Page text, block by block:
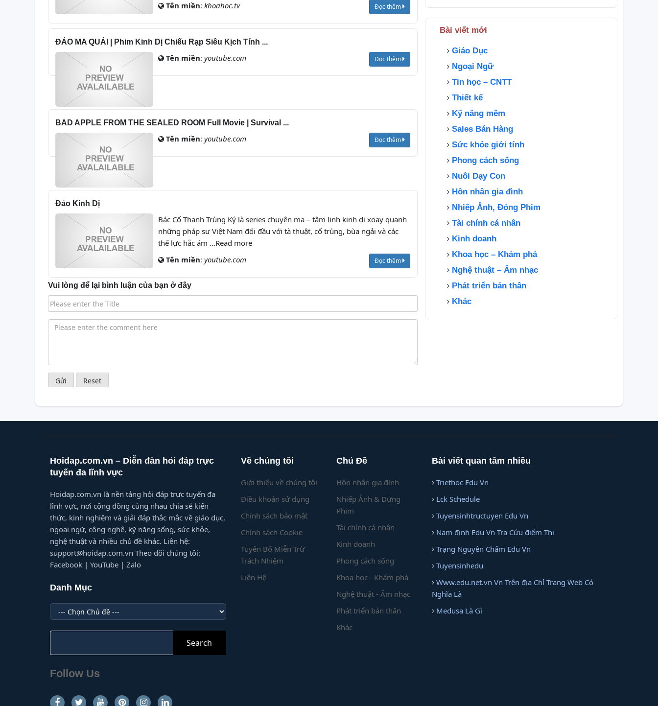
Tên miền: khoahoc.tv Đọc thêm
ĐẢO MA QUÁI | Phim Kinh Dị Chiếu Rạp Siêu Kịch Tính ...
Tên miền: youtube.com Đọc thêm
BAD APPLE FROM THE SEALED ROOM Full Movie | Survival ...
Tên miền: youtube.com Đọc thêm
Đảo Kinh Dị
Bác Cổ Thanh Trùng Ký là series chuyện ma – tâm linh kinh dị xoay quanh
những pháp sư Việt Nam đối đầu với tà thuật, cổ trùng, bùa ngải và các
thế lực hắc ám ...Read more
Tên miền: youtube.com Đọc thêm
Vui lòng để lại bình luận của bạn ở đây
Bài viết mới
Giáo Dục
Ngoại Ngữ
Tin học – CNTT
Thiết kế
Kỹ năng mềm
Sales Bán Hàng
Sức khỏe giới tính
Phong cách sống
Nuôi Dạy Con
Hôn nhân gia đình
Nhiếp Ảnh, Đóng Phim
Tài chính cá nhân
Kinh doanh
Khoa học – Khám phá
Nghệ thuật – Âm nhạc
Phát triển bản thân
Khác
Hoidap.com.vn – Diễn đàn hỏi đáp trực
tuyến đa lĩnh vực
Hoidap.com.vn là nền tảng hỏi đáp trực tuyến đa
lĩnh vực, nơi cộng đồng cùng nhau chia sẻ kiến
thức, kinh nghiệm và giải đáp thắc mắc về giáo dục,
ngoại ngữ, công nghệ, kỹ năng sống, sức khỏe,
nghệ thuật và nhiều chủ đề khác. Liên hệ:
support@hoidap.com.vn Theo dõi chúng tôi:
Facebook | YouTube | Zalo
Danh Mục
Danh
Mục
Follow Us
Về chúng tôi
Giới thiệu về chúng tôi
Điều khoản sử dụng
Chính sách bảo mật
Chính sách Cookie
Tuyên Bố Miễn Trừ
Trách Nhiệm
Liên Hệ
Chủ Đề
Hôn nhân gia đình
Nhiếp Ảnh & Dựng
Phim
Tài chính cá nhân
Kinh doanh
Phong cách sống
Khoa học - Khám phá
Nghệ thuật - Âm nhạc
Phát triển bản thân
Khác
Bài viết quan tâm nhiều
Triethoc Edu Vn
Lck Schedule
Tuyensinhtructuyen Edu Vn
Nam định Edu Vn Tra Cứu điểm Thi
Trạng Nguyên Chấm Edu Vn
Tuyensinhedu
Www.edu.net.vn Vn Trên địa Chỉ Trang Web Có
Nghĩa Là
Medusa Là Gì